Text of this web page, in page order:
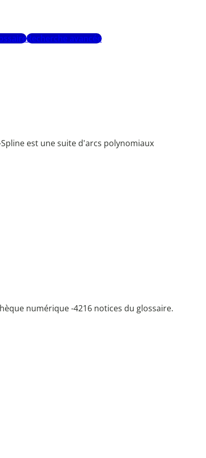
Recherche avancée
est une suite d'arcs polynomiaux
numérique -4216 notices du glossaire.